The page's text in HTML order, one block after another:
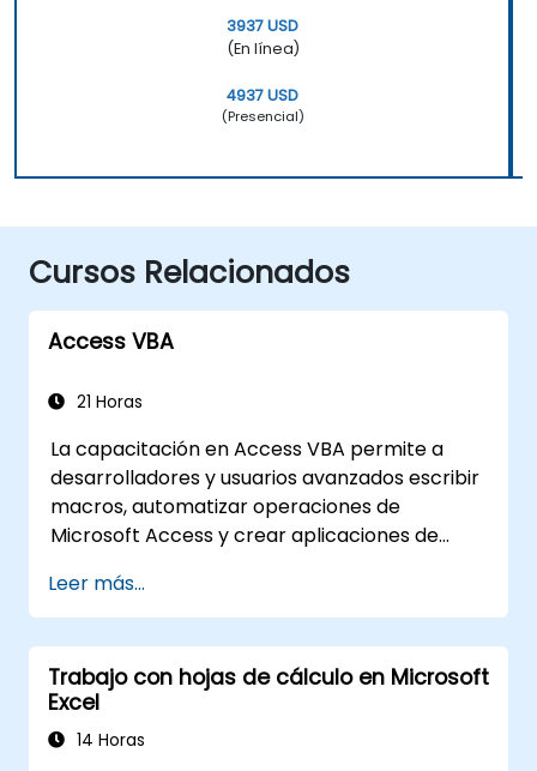
3937 USD
(En línea)
4937 USD
(Presencial)
Cursos Relacionados
Access VBA
21 Horas
La capacitación en Access VBA permite a
desarrolladores y usuarios avanzados escribir
macros, automatizar operaciones de
Microsoft Access y crear aplicaciones de
conceptos clave de la integración de Visual
Basic for Applications con MS Access, explora
técnicas esenciales de automatización del
modelo de objetos y manipulación de datos, y
dota a los profesionales de bases de datos de
las habilidades necesarias para desarrollar
Leer más...
Trabajo con hojas de cálculo en Microsoft
Excel
14 Horas